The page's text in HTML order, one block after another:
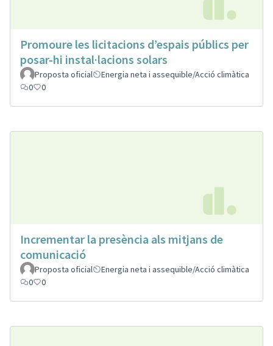
Promoure les licitacions d’espais públics per
posar-hi instal·lacions solars
Proposta oficial
Energia neta i assequible/Acció climàtica
0
0
Incrementar la presència als mitjans de
comunicació
Proposta oficial
Energia neta i assequible/Acció climàtica
0
0